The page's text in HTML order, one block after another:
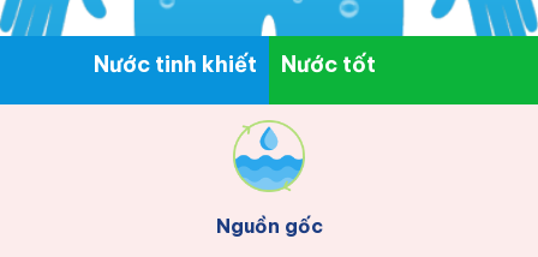
Nước tinh khiết Nước tốt
Nguồn gốc